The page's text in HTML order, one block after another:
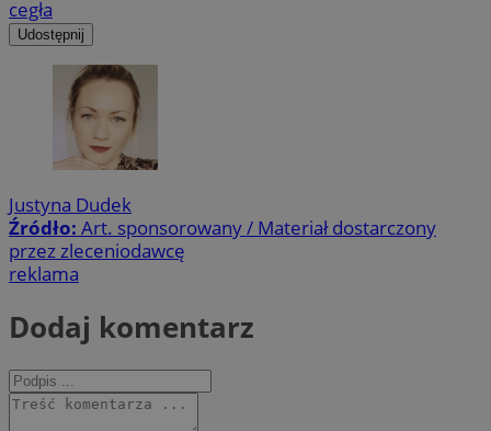
cegła
Udostępnij
Justyna Dudek
Źródło: Art. sponsorowany / Materiał dostarczony
przez zleceniodawcę
reklama
Dodaj komentarz